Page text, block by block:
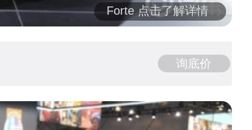
Forte 点击了解详情
询底价